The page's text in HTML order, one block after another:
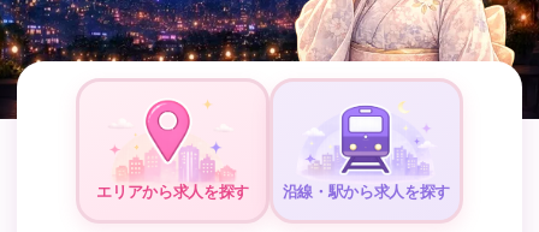
エリアから求人を探す 沿線・駅から求人を探す